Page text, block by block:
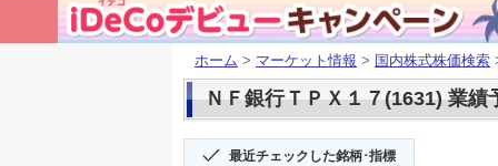
ホーム > マーケット情報 > 国内株式株価検索
ＮＦ銀行ＴＰＸ１７(1631) 業績
最近チェックした銘柄･指標